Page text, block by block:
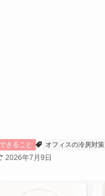
きること オフィスの冷房対策
2026年7月9日